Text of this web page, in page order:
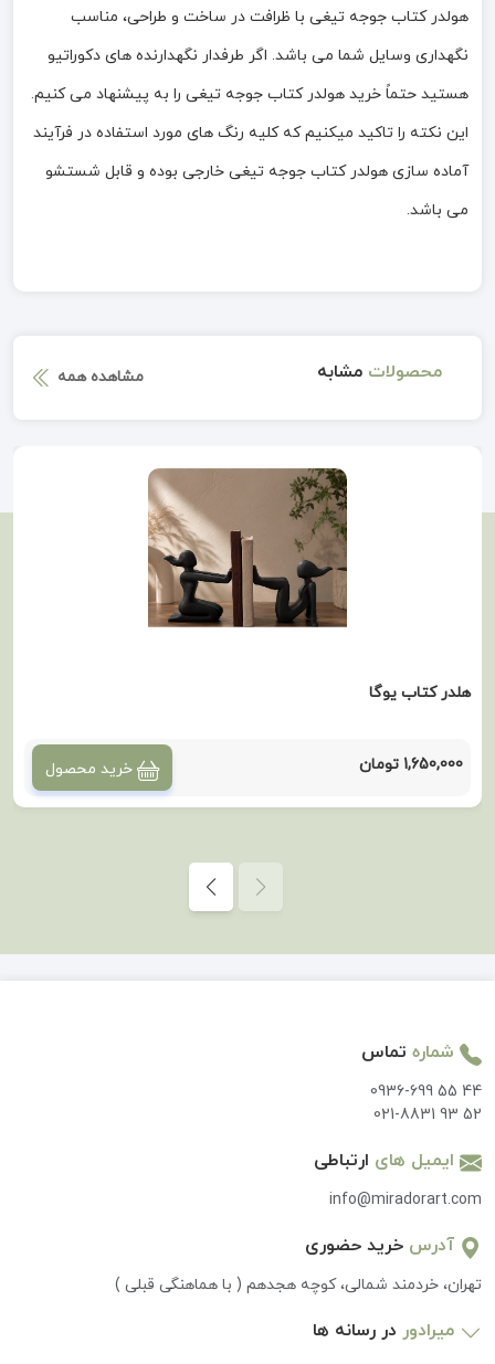
هولدر کتاب جوجه تیغی با ظرافت در ساخت و طراحی، مناسب
نگهداری وسایل شما می باشد. اگر طرفدار نگهدارنده های دکوراتیو
هستید حتماً خرید هولدر کتاب جوجه تیغی را به پیشنهاد می کنیم.
این نکته را تاکید میکنیم که کلیه رنگ های مورد استفاده در فرآیند
آماده سازی هولدر کتاب جوجه تیغی خارجی بوده و قابل شستشو
می باشد.
محصولات مشابه مشاهده همه
هلدر کتاب یوگا
1,650,000 تومان خرید محصول
شماره تماس
0936-699 55 44
021-8831 93 52
ایمیل های ارتباطی
info@miradorart.com
آدرس خرید حضوری
تهران، خردمند شمالی، کوچه هجدهم ( با هماهنگی قبلی )
میرادور در رسانه ها